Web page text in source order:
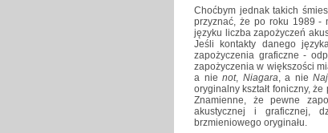
Choćbym jednak takich
przyznać, że po roku 1989 -
języku liczba zapożyczeń
Jeśli kontakty danego
zapożyczenia graficzne -
zapożyczenia w większości
a nienot, Niagara, a nie
oryginalny kształt foniczny, że
Znamienne, że pewne
akustycznej i graficznej,
brzmieniowego oryginału.